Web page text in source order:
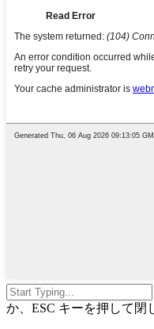
か、ESC キーを押して閉